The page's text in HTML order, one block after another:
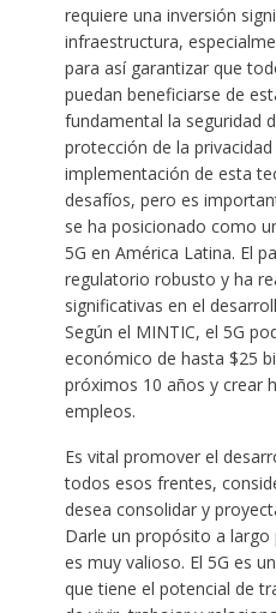
requiere una inversión
infraestructura,
para así garantizar que
puedan beneficiarse de
fundamental la seguridad
protección de la
implementación de esta
desafíos, pero es
se ha posicionado como
5G en América Latina. El
regulatorio robusto y ha
significativas en el
Según el MINTIC, el 5G
económico de hasta $25
próximos 10 años y crear
empleos.
Es vital promover el
todos esos frentes,
desea consolidar y
Darle un propósito a largo
es muy valioso. El 5G es
que tiene el potencial de